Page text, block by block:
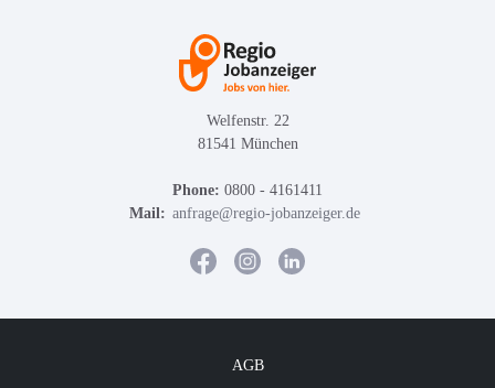
Welfenstr. 22
81541 München
Phone: 0800 - 4161411
Mail: anfrage@regio-jobanzeiger.de
AGB